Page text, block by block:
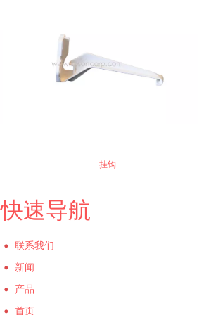
挂钩
快速导航
联系我们
新闻
产品
首页